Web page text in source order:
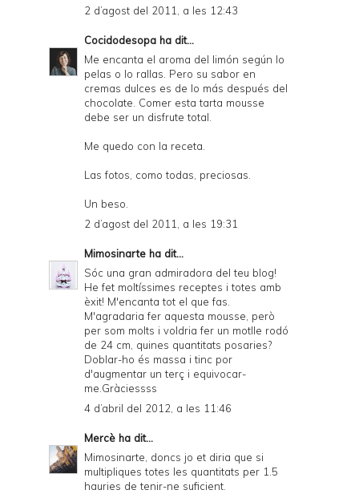
2 d’agost del 2011, a les 12:43
Cocidodesopa ha dit...
Me encanta el aroma del limón según lo
pelas o lo rallas. Pero su sabor en
cremas dulces es de lo más después del
chocolate. Comer esta tarta mousse
debe ser un disfrute total.
Me quedo con la receta.
Las fotos, como todas, preciosas.
Un beso.
2 d’agost del 2011, a les 19:31
Mimosinarte ha dit...
Sóc una gran admiradora del teu blog!
He fet moltíssimes receptes i totes amb
èxit! M'encanta tot el que fas.
M'agradaria fer aquesta mousse, però
per som molts i voldria fer un motlle rodó
de 24 cm, quines quantitats posaries?
Doblar-ho és massa i tinc por
d'augmentar un terç i equivocar-
me.Gràciessss
4 d’abril del 2012, a les 11:46
Mercè ha dit...
Mimosinarte, doncs jo et diria que si
multipliques totes les quantitats per 1.5
hauries de tenir-ne suficient.